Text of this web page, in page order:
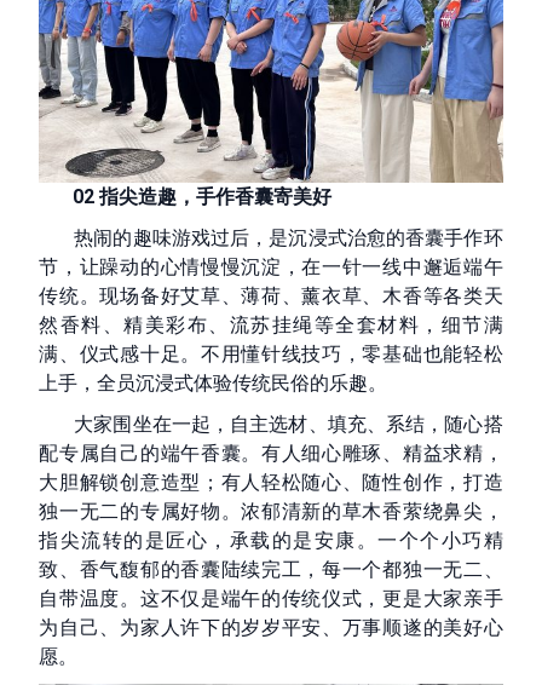
02 指尖造趣，手作香囊寄美好
热闹的趣味游戏过后，是沉浸式治愈的香囊手作环
节，让躁动的心情慢慢沉淀，在一针一线中邂逅端午
传统。现场备好艾草、薄荷、薰衣草、木香等各类天
然香料、精美彩布、流苏挂绳等全套材料，细节满
满、仪式感十足。不用懂针线技巧，零基础也能轻松
上手，全员沉浸式体验传统民俗的乐趣。
大家围坐在一起，自主选材、填充、系结，随心搭
配专属自己的端午香囊。有人细心雕琢、精益求精，
大胆解锁创意造型；有人轻松随心、随性创作，打造
独一无二的专属好物。浓郁清新的草木香萦绕鼻尖，
指尖流转的是匠心，承载的是安康。一个个小巧精
致、香气馥郁的香囊陆续完工，每一个都独一无二、
自带温度。这不仅是端午的传统仪式，更是大家亲手
为自己、为家人许下的岁岁平安、万事顺遂的美好心
愿。